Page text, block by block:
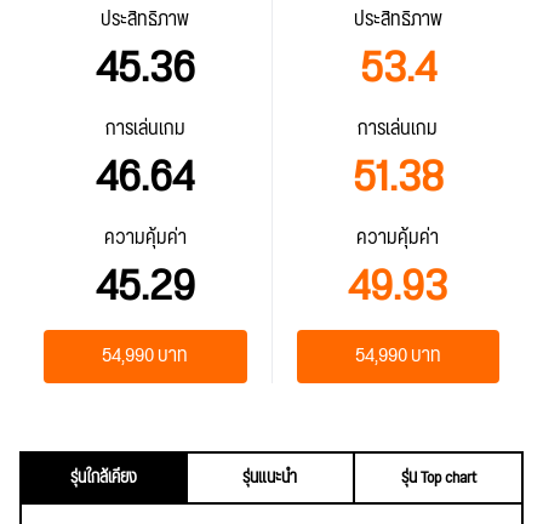
ประสิทธิภาพ
45.36
การเล่นเกม
46.64
ความคุ้มค่า
45.29
ประสิทธิภาพ
53.4
การเล่นเกม
51.38
ความคุ้มค่า
49.93
54,990 บาท 54,990 บาท
รุ่นใกล้เคียง รุ่นแนะนำ
รุ่น Top chart